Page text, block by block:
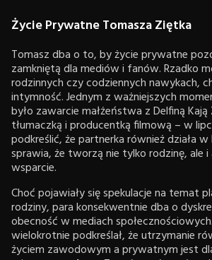
Życie Prywatne Tomasza Ziętka
Tomasz dba o to, by życie prywatne
zamkniętą dla mediów i fanów. Rzadko
rodzinnych czy codziennych nawykach,
intymność. Jednym z ważniejszych
było zawarcie małżeństwa z Delfiną
tłumaczką i producentką filmową – w
podkreślić, że partnerka również działa
sprawia, że tworzą nie tylko rodzinę, ale
wsparcie.
Choć pojawiały się spekulacje na temat
rodziny, para konsekwentnie dba o
obecność w mediach
wielokrotnie podkreślał, że utrzymanie
życiem zawodowym a prywatnym jest